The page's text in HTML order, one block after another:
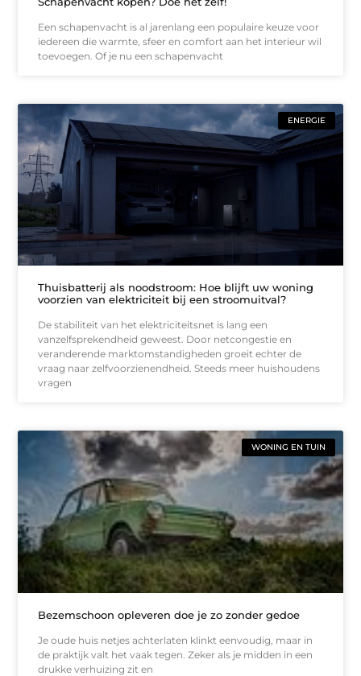
Een schapenvacht is al jarenlang een populaire keuze voor
iedereen die warmte, sfeer en comfort aan het interieur wil
toevoegen. Of je nu een schapenvacht
ENERGIE
Thuisbatterij als noodstroom: Hoe blijft uw woning
voorzien van elektriciteit bij een stroomuitval?
De stabiliteit van het elektriciteitsnet is lang een
vanzelfsprekendheid geweest. Door netcongestie en
veranderende marktomstandigheden groeit echter de
vraag naar zelfvoorzienendheid. Steeds meer huishoudens
vragen
WONING EN TUIN
Bezemschoon opleveren doe je zo zonder gedoe
Je oude huis netjes achterlaten klinkt eenvoudig, maar in
de praktijk valt het vaak tegen. Zeker als je midden in een
drukke verhuizing zit en